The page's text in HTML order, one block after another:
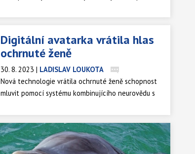
jsou pro diagnózu nejdůležitější. Podle vědců však
mezi slovy.
Digitální avatarka vrátila hlas
ochrnuté ženě
30. 8. 2023 | LADISLAV LOUKOTA
Nová technologie vrátila ochrnuté ženě schopnost
mluvit pomocí systému kombinujícího neurovědu s
digitální kopii jejího hlasu.